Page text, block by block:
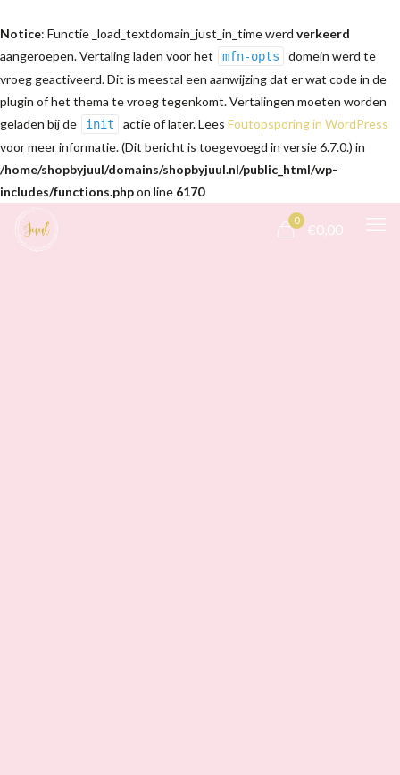
Notice: Functie _load_textdomain_just_in_time werd verkeerd
aangeroepen. Vertaling laden voor het
mfn-opts
domein werd te
vroeg geactiveerd. Dit is meestal een aanwijzing dat er wat code in de
plugin of het thema te vroeg tegenkomt. Vertalingen moeten worden
geladen bij de
init actie of later. Lees Foutopsporing in WordPress
voor meer informatie. (Dit bericht is toegevoegd in versie 6.7.0.) in
/home/shopbyjuul/domains/shopbyjuul.nl/public_html/wp-
includes/functions.phpon line 6170
0
€0,00